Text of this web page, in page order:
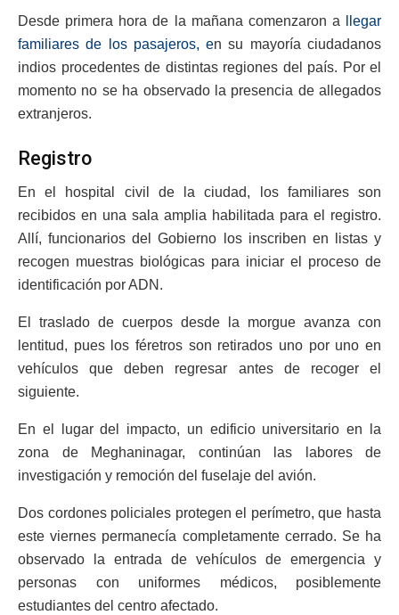
Desde primera hora de la mañana comenzaron a
llegar
familiares de los pasajeros, en su mayoría ciudadanos
indios procedentes de distintas regiones del país. Por el
momento no se ha observado la presencia de allegados
extranjeros.
Registro
En el hospital civil de la ciudad, los familiares son
recibidos en una sala amplia habilitada para el registro.
Allí, funcionarios del Gobierno los inscriben en listas y
recogen muestras biológicas para iniciar el proceso de
identificación por ADN.
El traslado de cuerpos desde la morgue avanza con
lentitud, pues los féretros son retirados uno por uno en
vehículos que deben regresar antes de recoger el
siguiente.
En el lugar del impacto, un edificio universitario en la
zona de Meghaninagar, continúan las labores de
investigación y remoción del fuselaje del avión.
Dos cordones policiales protegen el perímetro, que hasta
este viernes permanecía completamente cerrado. Se ha
observado la entrada de vehículos de emergencia y
personas con uniformes médicos, posiblemente
estudiantes del centro afectado.